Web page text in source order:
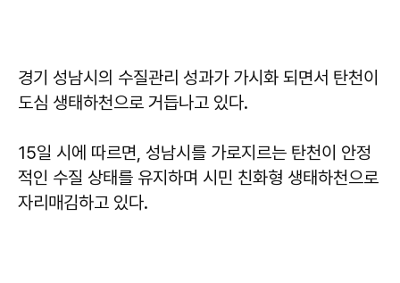
경기 성남시의 수질관리 성과가 가시화 되면서 탄천이
도심 생태하천으로 거듭나고 있다.
15일 시에 따르면, 성남시를 가로지르는 탄천이 안정
적인 수질 상태를 유지하며 시민 친화형 생태하천으로
자리매김하고 있다.